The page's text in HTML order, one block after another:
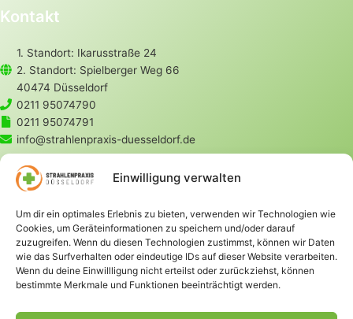
Einwilligung verwalten
Um dir ein optimales Erlebnis zu bieten, verwenden wir Technologien wie
Cookies, um Geräteinformationen zu speichern und/oder darauf
zuzugreifen. Wenn du diesen Technologien zustimmst, können wir Daten
wie das Surfverhalten oder eindeutige IDs auf dieser Website verarbeiten.
Wenn du deine Einwillligung nicht erteilst oder zurückziehst, können
bestimmte Merkmale und Funktionen beeinträchtigt werden.
Kontakt
1. Standort: Ikarusstraße 24
2. Standort: Spielberger Weg 66
40474 Düsseldorf
0211 95074790
0211 95074791
info@strahlenpraxis-duesseldorf.de
Rechtliches
Impressum
Cookie-Richtlinie (EU)
Seiten